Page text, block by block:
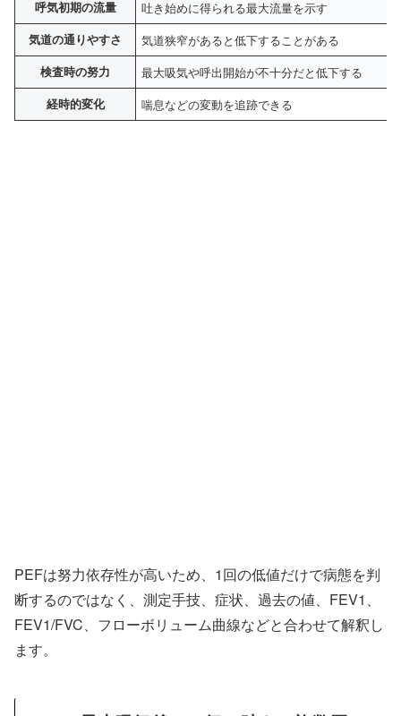
呼気初期の流量 吐き始めに得られる最大流量を示す
気道の通りやすさ 気道狭窄があると低下することがある
検査時の努力 最大吸気や呼出開始が不十分だと低下する
経時的変化 喘息などの変動を追跡できる
PEFは努力依存性が高いため、1回の低値だけで病態を判
断するのではなく、測定手技、症状、過去の値、FEV1、
FEV1/FVC、フローボリューム曲線などと合わせて解釈し
ます。